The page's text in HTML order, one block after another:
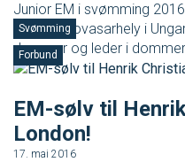
Para svømmeidrett for
Bredde og folkehelse
Skolesvømming
Junior EM i svømming
i Hodmezovasarhely i
dommer og leder i
Forbund
Svømming
EM-sølv til
London!
17. mai 2016